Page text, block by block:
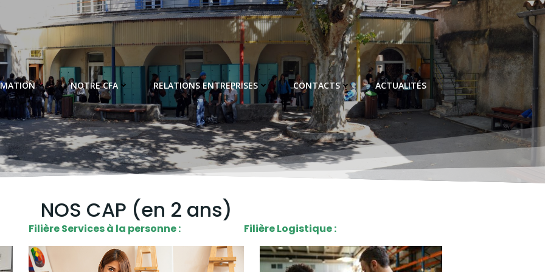
NOTRE CFA RELATIONS ENTREPRISES CONTACTS ACTUALITÉS
NOS CAP (en 2 ans)
Filière Services à la personne : Filière Logistique :